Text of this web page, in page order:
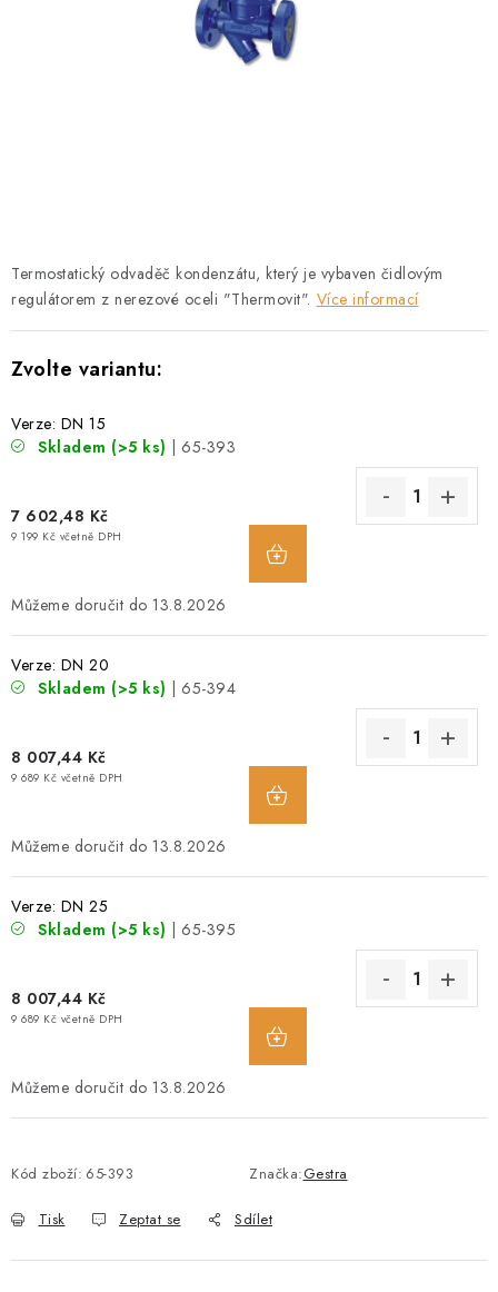
SACÍ KOŠE
O NÁS
PODMÍNKY OCHRANY OSOBNÍCH ÚDAJŮ
POPTÁVKA ARMATUR
ZNAČKY
ZÁKAZNÍCI ZE SLOVENSKA
PODMÍNKY OCHRANY OSOBNÍCH ÚDAJŮ
Termostatický odvaděč kondenzátu, který je vybaven čidlovým
regulátorem z nerezové oceli "Thermovit". Více informací
Verze: DN 15
Skladem (>5 ks) | 65-393
7 602,48 Kč
9 199 Kč včetně DPH
13.8.2026
Verze: DN 20
Skladem (>5 ks) | 65-394
8 007,44 Kč
9 689 Kč včetně DPH
13.8.2026
Verze: DN 25
Skladem (>5 ks) | 65-395
8 007,44 Kč
9 689 Kč včetně DPH
13.8.2026
Kód zboží: 65-393 Značka:Gestra
Tisk Zeptat se Sdílet